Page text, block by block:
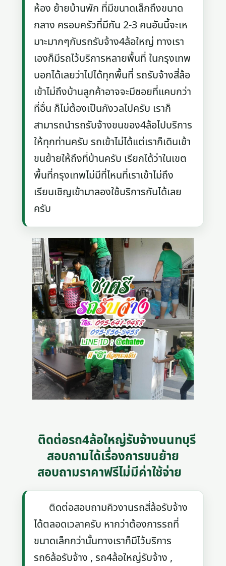
ห้อง ย้ายบ้านพัก ที่มีขนาดเล็กถึงขนาด
กลาง ครอบครัวที่มีกัน 2-3 คนอันนี้จะเห
มาะมากๆกับรถรับจ้าง4ล้อใหญ่ ทางเรา
เองก็มีรถไว้บริการหลายพื้นที่ ในกรุงเทพ
บอกได้เลยว่าไปได้ทุกพื้นที่ รถรับจ้างสี่ล้อ
เข้าไม่ถึงบ้านลูกค้าอาจจะมีซอยที่แคบกว่า
ที่อื่น ก็ไม่ต้องเป็นกังวลไปครับ เราก็
สามารถนำรถรับจ้างขนของ4ล้อไปบริการ
ให้ทุกท่านครับ รถเข้าไม่ได้แต่เราก็เดินเข้า
ขนย้ายให้ถึงที่บ้านครับ เรียกได้ว่าในเขต
พื้นที่กรุงเทพไม่มีที่ไหนที่เราเข้าไม่ถึง
เรียนเชิญเข้ามาลองใช้บริการกันได้เลย
ครับ
ติดต่อรถ4ล้อใหญ่รับจ้างนนทบุรี
สอบถามได้เรื่องการขนย้าย
สอบถามราคาฟรีไม่มีค่าใช้จ่าย
ติดต่อสอบถามคิวงานรถสี่ล้อรับจ้าง
ได้ตลอดเวลาครับ หากว่าต้องการรถที่
ขนาดเล็กกว่านั้นทางเราก็มีไว้บริการ
รถ6ล้อรับจ้าง , รถ4ล้อใหญ่รับจ้าง ,